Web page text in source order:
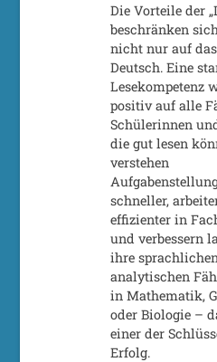
Die Vorteile der
beschränken
nicht nur auf
Deutsch. Eine
Lesekompetenz
positiv auf alle
Schülerinnen
die gut lesen
verstehen
schneller,
effizienter in
und verbessern
ihre
analytischen
in Mathematik,
oder Biologie –
einer der
Erfolg.